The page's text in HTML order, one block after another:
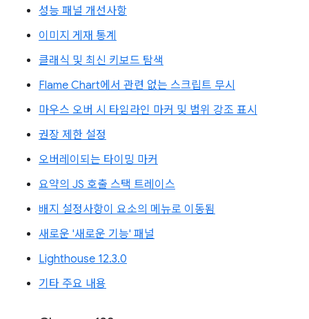
성능 패널 개선사항
이미지 게재 통계
클래식 및 최신 키보드 탐색
Flame Chart에서 관련 없는 스크립트 무시
마우스 오버 시 타임라인 마커 및 범위 강조 표시
권장 제한 설정
오버레이되는 타이밍 마커
요약의 JS 호출 스택 트레이스
배지 설정사항이 요소의 메뉴로 이동됨
새로운 '새로운 기능' 패널
Lighthouse 12.3.0
기타 주요 내용